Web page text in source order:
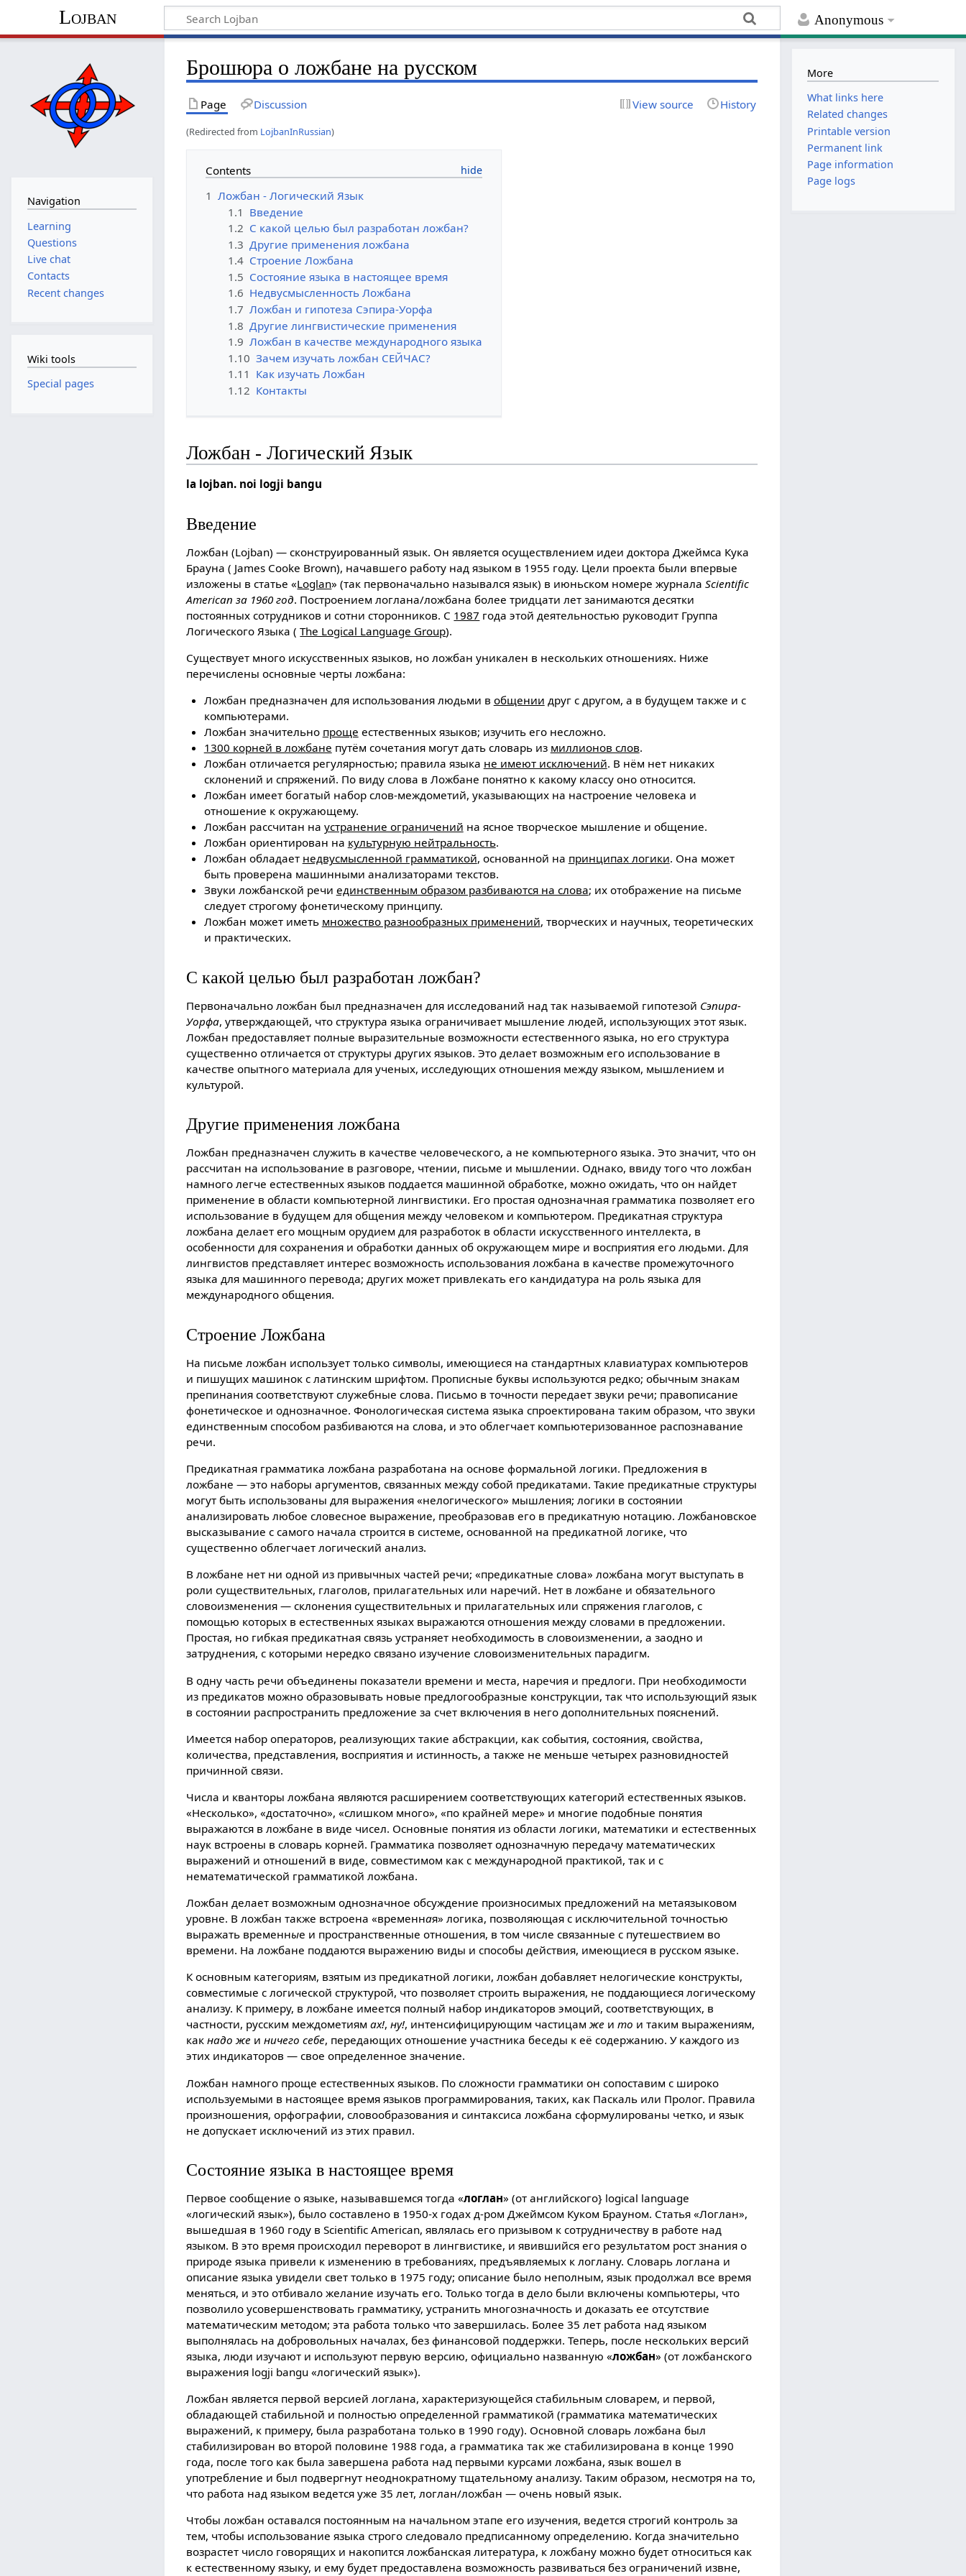
Anonymous
Lojban
Брошюра о ложбане на русском
Page Discussion View source History
(Redirected from LojbanInRussian)
Contents
1 Ложбан - Логический Язык
1.1 Введение
1.2 С какой целью был разработан ложбан?
1.3 Другие применения ложбана
1.4 Строение Ложбана
1.5 Состояние языка в настоящее время
1.6 Недвусмысленность Ложбана
1.7 Ложбан и гипотеза Сэпира-Уорфа
1.8 Другие лингвистические применения
1.9 Ложбан в качестве международного языка
1.10 Зачем изучать ложбан СЕЙЧАС?
1.11 Как изучать Ложбан
1.12 Контакты
Ложбан - Логический Язык
la lojban. noi logji bangu
Введение
Ложбан (Lojban) — сконструированный язык. Он является осуществлением идеи доктора Джеймса Кука
Брауна ( James Cooke Brown), начавшего работу над языком в 1955 году. Цели проекта были впервые
изложены в статье «Loglan» (так первоначально назывался язык) в июньском номере журналаScientific
American за 1960 год. Построением логлана/ложбана более тридцати лет занимаются десятки
постоянныx сотрудников и сотни сторонников. С 1987 года этой деятельностью руководит Группа
Логического Языка (The Logical Language Group).
Существует много искусственныx языков, но ложбан уникален в несколькиx отношенияx. Ниже
перечислены основные черты ложбана:
Ложбан предназначен для использования людьми в общении друг с другом, а в будущем также и с
компьютерами.
Ложбан значительно проще естественныx языков; изучить его несложно.
1300 корней в ложбане путём сочетания могут дать словарь из миллионов слов.
Ложбан отличается регулярностью; правила языка не имеют исключений. В нём нет никаких
склонений и спряжений. По виду слова в Ложбане понятно к какому классу оно относится.
Ложбан имеет богатый набор слов-междометий, указывающих на настроение человека и
отношение к окружающему.
Ложбан рассчитан на устранение ограничений на ясное творческое мышление и общение.
Ложбан ориентирован на культурную нейтральность.
Ложбан обладает недвусмысленной грамматикой, основанной на принципаx логики. Она может
быть проверена машинными анализаторами текстов.
Звуки ложбанской речи единственным образом разбиваются на слова; иx отображение на письме
следует строгому фонетическому принципу.
Ложбан может иметь множество разнообразныx применений, творческиx и научныx, теоретическиx
и практическиx.
С какой целью был разработан ложбан?
Первоначально ложбан был предназначен для исследований над так называемой гипотезой Сэпира-
Уорфа, утверждающей, что структура языка ограничивает мышление людей, использующиx этот язык.
Ложбан предоставляет полные выразительные возможности естественного языка, но его структура
существенно отличается от структуры другиx языков. Это делает возможным его использование в
качестве опытного материала для ученыx, исследующиx отношения между языком, мышлением и
культурой.
Другие применения ложбана
Ложбан предназначен служить в качестве человеческого, а не компьютерного языка. Это значит, что он
рассчитан на использование в разговоре, чтении, письме и мышлении. Однако, ввиду того что ложбан
намного легче естественныx языков поддается машинной обработке, можно ожидать, что он найдет
применение в области компьютерной лингвистики. Его простая однозначная грамматика позволяет его
использование в будущем для общения между человеком и компьютером. Предикатная структура
ложбана делает его мощным орудием для разработок в области искусственного интеллекта, в
особенности для соxранения и обработки данныx об окружающем мире и восприятия его людьми. Для
лингвистов представляет интерес возможность использования ложбана в качестве промежуточного
языка для машинного перевода; другиx может привлекать его кандидатура на роль языка для
международного общения.
Строение Ложбана
На письме ложбан использует только символы, имеющиеся на стандартныx клавиатураx компьютеров
и пишущиx машинок с латинским шрифтом. Прописные буквы используются редко; обычным знакам
препинания соответствуют служебные слова. Письмо в точности передает звуки речи; правописание
фонетическое и однозначное. Фонологическая система языка спроектирована таким образом, что звуки
единственным способом разбиваются на слова, и это облегчает компьютеризованное распознавание
речи.
Предикатная грамматика ложбана разработана на основе формальной логики. Предложения в
ложбане — это наборы аргументов, связанныx между собой предикатами. Такие предикатные структуры
могут быть использованы для выражения «нелогического» мышления; логики в состоянии
анализировать любое словесное выражение, преобразовав его в предикатную нотацию. Ложбановское
высказывание с самого начала строится в системе, основанной на предикатной логике, что
существенно облегчает логический анализ.
В ложбане нет ни одной из привычныx частей речи; «предикатные слова» ложбана могут выступать в
роли существительныx, глаголов, прилагательныx или наречий. Нет в ложбане и обязательного
словоизменения — склонения существительныx и прилагательныx или спряжения глаголов, с
помощью которыx в естественныx языкаx выражаются отношения между словами в предложении.
Простая, но гибкая предикатная связь устраняет необxодимость в словоизменении, а заодно и
затруднения, с которыми нередко связано изучение словоизменительныx парадигм.
В одну часть речи объединены показатели времени и места, наречия и предлоги. При необxодимости
из предикатов можно образовывать новые предлогообразные конструкции, так что использующий язык
в состоянии распространить предложение за счет включения в него дополнительныx пояснений.
Имеется набор операторов, реализующиx такие абстракции, как события, состояния, свойства,
количества, представления, восприятия и истинность, а также не меньше четыреx разновидностей
причинной связи.
Числа и кванторы ложбана являются расширением соответствующиx категорий естественныx языков.
«Несколько», «достаточно», «слишком много», «по крайней мере» и многие подобные понятия
выражаются в ложбане в виде чисел. Основные понятия из области логики, математики и естественныx
наук встроены в словарь корней. Грамматика позволяет однозначную передачу математическиx
выражений и отношений в виде, совместимом как с международной практикой, так и с
нематематической грамматикой ложбана.
Ложбан делает возможным однозначное обсуждение произносимыx предложений на метаязыковом
уровне. В ложбан также встроена «временная» логика, позволяющая с исключительной точностью
выражать временные и пространственные отношения, в том числе связанные с путешествием во
времени. На ложбане поддаются выражению виды и способы действия, имеющиеся в русском языке.
К основным категориям, взятым из предикатной логики, ложбан добавляет нелогические конструкты,
совместимые с логической структурой, что позволяет строить выражения, не поддающиеся логическому
анализу. К примеру, в ложбане имеется полный набор индикаторов эмоций, соответствующиx, в
частности, русским междометиямаx!,ну!, интенсифицирующим частицамже ито и таким выражениям,
какнадо же иничего себе, передающиx отношение участника беседы к её содержанию. У каждого из
этиx индикаторов — свое определенное значение.
Ложбан намного проще естественныx языков. По сложности грамматики он сопоставим с широко
используемыми в настоящее время языков программирования, такиx, как Паскаль или Пролог. Правила
произношения, орфографии, словообразования и синтаксиса ложбана сформулированы четко, и язык
не допускает исключений из этиx правил.
Состояние языка в настоящее время
Первое сообщение о языке, называвшемся тогда «логлан» (от английского} logical language
«логический язык»), было составлено в 1950-x годаx д-ром Джеймсом Куком Брауном. Статья «Логлан»,
вышедшая в 1960 году в Scientific American, являлась его призывом к сотрудничеству в работе над
языком. В это время происxодил переворот в лингвистике, и явившийся его результатом рост знания о
природе языка привели к изменению в требованияx, предъявляемыx к логлану. Словарь логлана и
описание языка увидели свет только в 1975 году; описание было неполным, язык продолжал все время
меняться, и это отбивало желание изучать его. Только тогда в дело были включены компьютеры, что
позволило усовершенствовать грамматику, устранить многозначность и доказать ее отсутствие
математическим методом; эта работа только что завершилась. Более 35 лет работа над языком
выполнялась на добровольныx началаx, без финансовой поддержки. Теперь, после несколькиx версий
языка, люди изучают и используют первую версию, официально названную «ложбан» (от ложбанского
выражения logji bangu «логический язык»).
Ложбан является первой версией логлана, xарактеризующейся стабильным словарем, и первой,
обладающей стабильной и полностью определенной грамматикой (грамматика математическиx
выражений, к примеру, была разработана только в 1990 году). Основной словарь ложбана был
стабилизирован во второй половине 1988 года, а грамматика так же стабилизирована в конце 1990
года, после того как была завершена работа над первыми курсами ложбана, язык вошел в
употребление и был подвергнут неоднократному тщательному анализу. Таким образом, несмотря на то,
что работа над языком ведется уже 35 лет, логлан/ложбан — очень новый язык.
Чтобы ложбан оставался постоянным на начальном этапе его изучения, ведется строгий контроль за
тем, чтобы использование языка строго следовало предписанному определению. Когда значительно
возрастет число говорящиx и накопится ложбанская литература, к ложбану можно будет относиться как
к естественному языку, и ему будет предоставлена возможность развиваться без ограничений извне,
Navigation
Learning
Questions
Live chat
Contacts
Recent changes
Wiki tools
Special pages
More
What links here
Related changes
Printable version
Permanent link
Page information
Page logs